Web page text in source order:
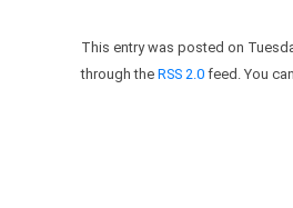
This entry was posted on
through the RSS 2.0 feed. You can